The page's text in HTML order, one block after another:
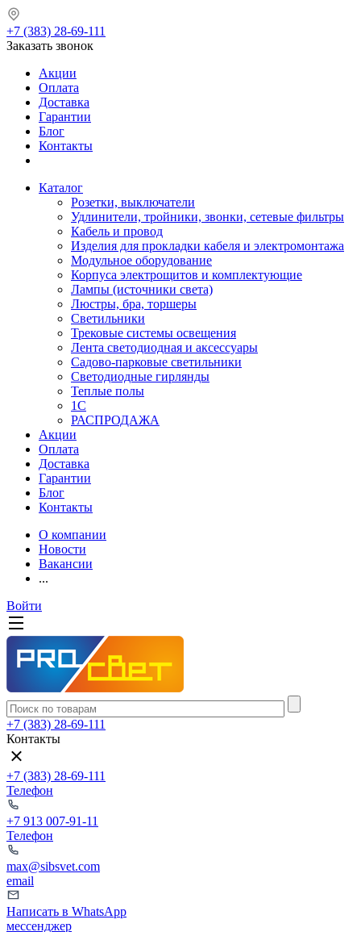
+7 (383) 28-69-111
Заказать звонок
Акции
Оплата
Доставка
Гарантии
Блог
Контакты
Каталог
Розетки, выключатели
Удлинители, тройники, звонки, сетевые фильтры
Кабель и провод
Изделия для прокладки кабеля и электромонтажа
Модульное оборудование
Корпуса электрощитов и комплектующие
Лампы (источники света)
Люстры, бра, торшеры
Светильники
Трековые системы освещения
Лента светодиодная и аксессуары
Садово-парковые светильники
Светодиодные гирлянды
Теплые полы
1С
РАСПРОДАЖА
Акции
Оплата
Доставка
Гарантии
Блог
Контакты
О компании
Новости
Вакансии
...
Войти
+7 (383) 28-69-111
Контакты
+7 (383) 28-69-111
Телефон
+7 913 007-91-11
Телефон
max@sibsvet.com
email
Написать в WhatsApp
мессенджер